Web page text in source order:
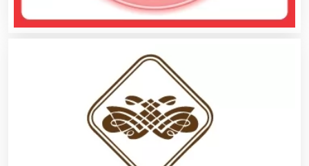
Cristalerías
Cromadoras
Decoración de Interiores